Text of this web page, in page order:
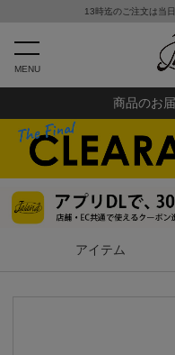
13時迄のご注文は当
MENU
商品のお
アイテム